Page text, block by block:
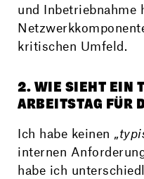
und Inbetrieb­nahme
kritischen Umfeld.
2. WIE SIEHT EIN
ARBEITSTAG FÜR
Ich habe keinen „
internen
habe ich